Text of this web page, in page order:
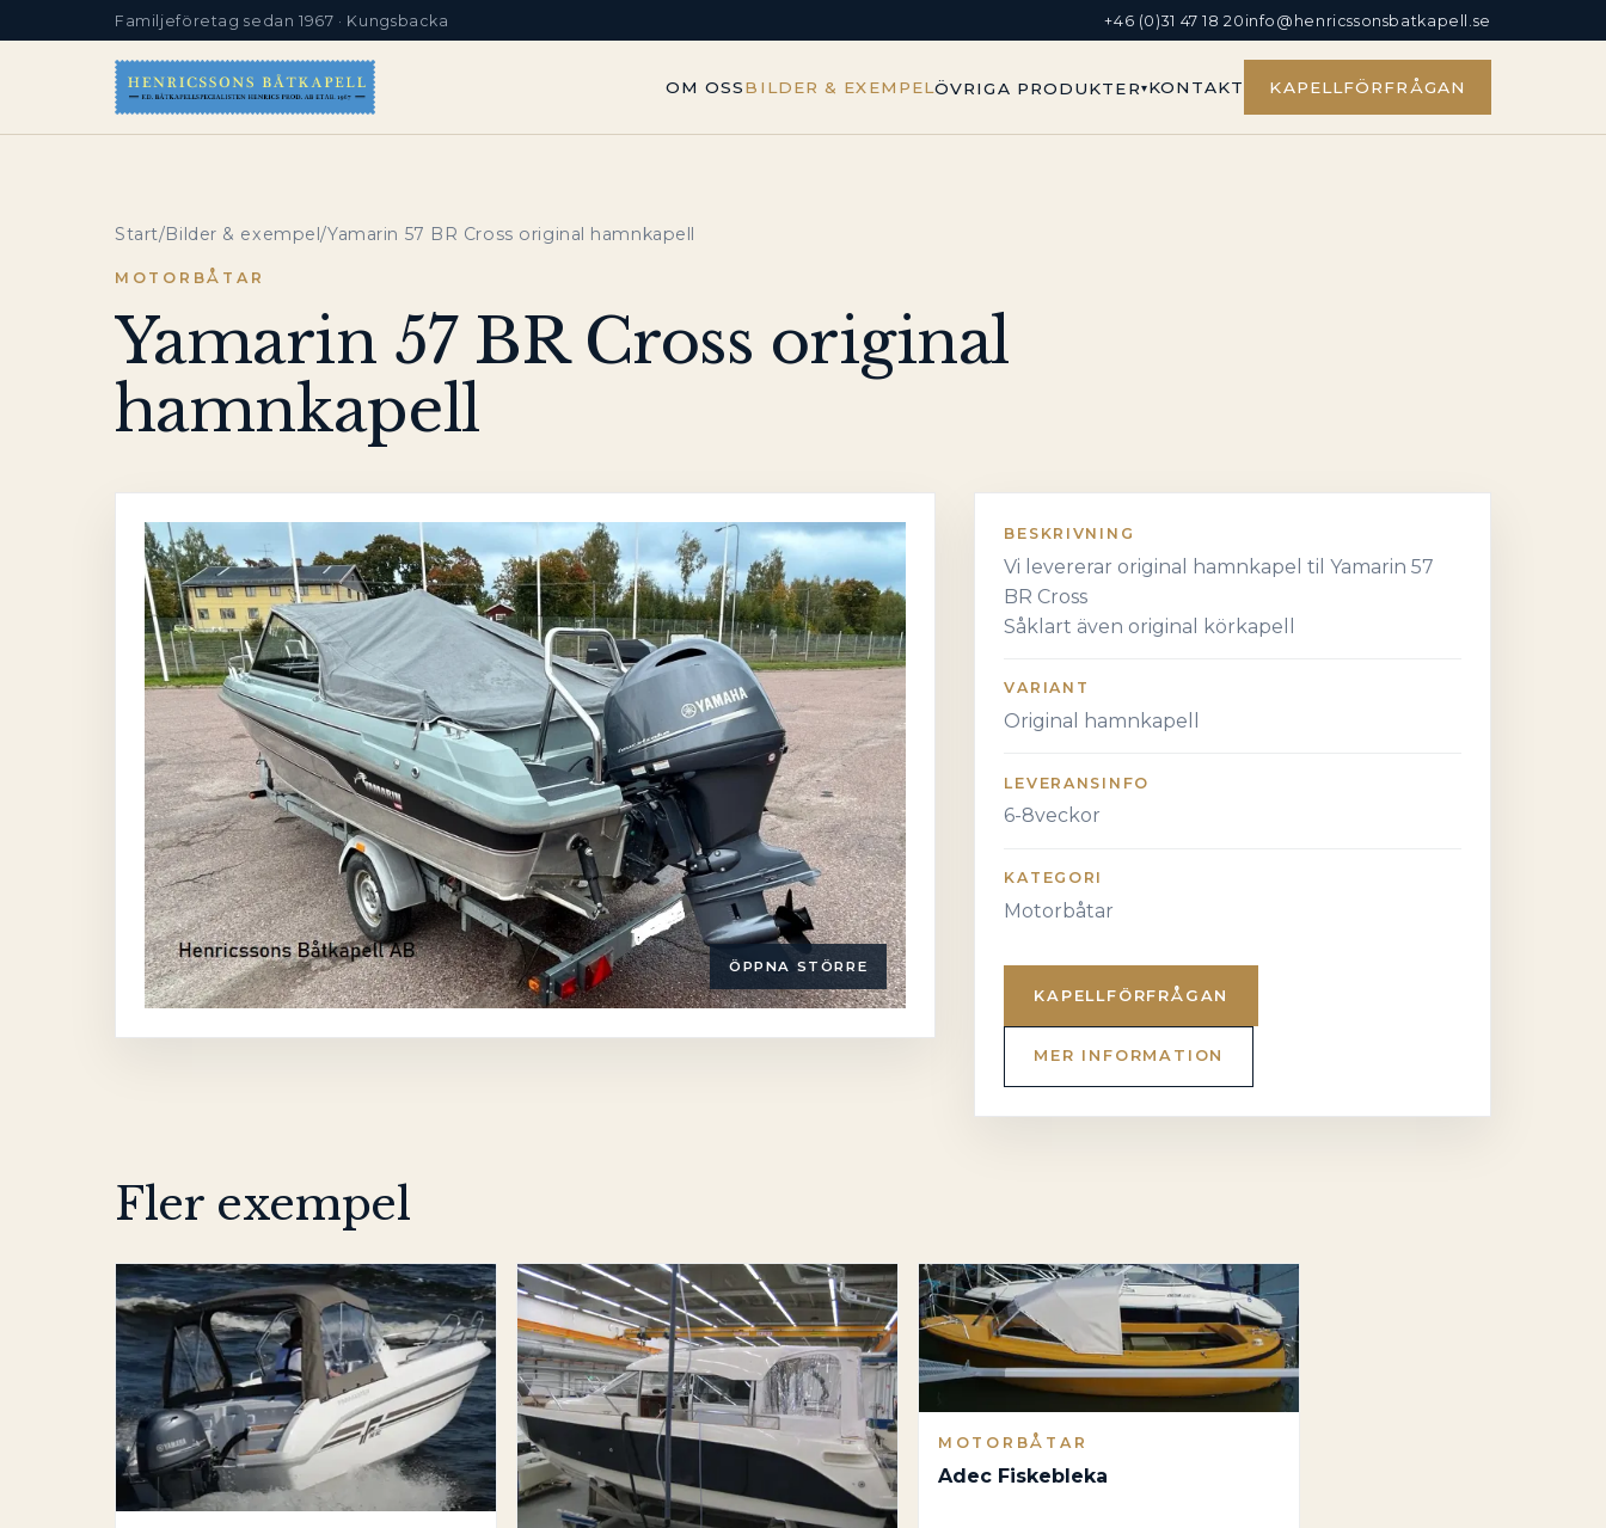
Familjeföretag sedan 1967 · Kungsbacka +46 (0)31 47 18 20 info@henricssonsbatkapell.se
OM OSSBILDER & EXEMPELÖVRIGA PRODUKTER KONTAKT KAPELLFÖRFRÅGAN
Start/Bilder & exempel/Yamarin 57 BR Cross original hamnkapell
MOTORBÅTAR
Yamarin 57 BR Cross original
hamnkapell
ÖPPNA STÖRRE
BESKRIVNING
Vi levererar original hamnkapel til Yamarin 57
BR Cross
Såklart även original körkapell
VARIANT
Original hamnkapell
LEVERANSINFO
6-8veckor
KATEGORI
Motorbåtar
KAPELLFÖRFRÅGAN
MER INFORMATION
Fler exempel
MOTORBÅTAR
Adec Fiskebleka